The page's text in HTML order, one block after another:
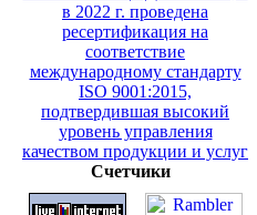
Счетчики